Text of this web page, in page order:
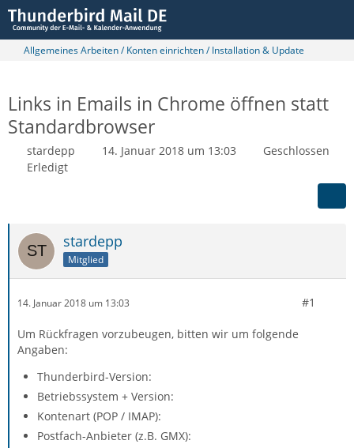
Allgemeines Arbeiten / Konten einrichten / Installation & Update
Links in Emails in Chrome öffnen statt
Standardbrowser
stardepp 14. Januar 2018 um 13:03
Geschlossen
Erledigt
stardepp
Mitglied
14. Januar 2018 um 13:03 #1
Um Rückfragen vorzubeugen, bitten wir um folgende
Angaben:
Thunderbird-Version:
Betriebssystem + Version:
Kontenart (POP / IMAP):
Postfach-Anbieter (z.B. GMX):